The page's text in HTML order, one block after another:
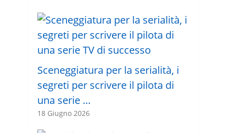
Sceneggiatura per la serialità, i
segreti per scrivere il pilota di
una serie …
18 Giugno 2026